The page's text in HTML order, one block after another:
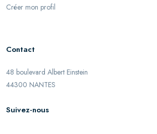
Créer mon profil
Contact
48 boulevard Albert Einstein
44300 NANTES
Suivez-nous